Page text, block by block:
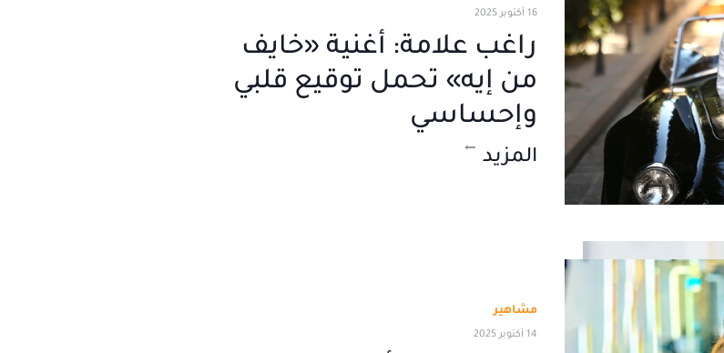
16 أكتوبر 2025
راغب علامة: أغنية «خايف
من إيه» تحمل توقيع قلبي
وإحساسي
المزيد
مشاهير
14 أكتوبر 2025